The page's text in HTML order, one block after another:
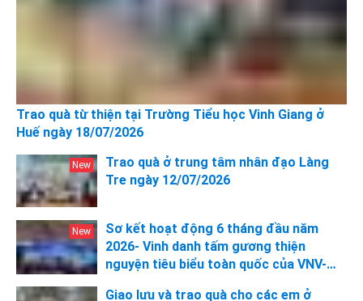
Trao quà từ thiện tại Trường Tiểu học Vinh Giang ở
Huế ngày 18/07/2026
Trao quà ở trung tâm nhân đạo Làng
Tre ngày 12/07/2026
Sơ kết hoạt động 6 tháng đầu năm
2026- Vinh danh tấm gương thiện
nguyện tiêu biểu toàn quốc của VNV-
Giao lưu và trao quà cho các em ở